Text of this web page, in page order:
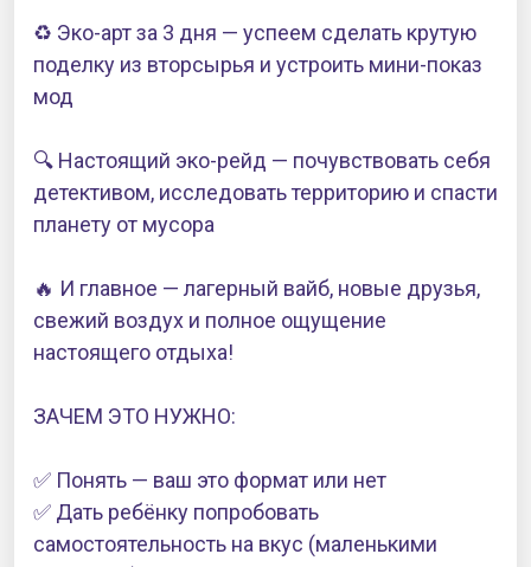
♻️ Эко-арт за 3 дня — успеем сделать крутую
поделку из вторсырья и устроить мини-показ
мод
🔍 Настоящий эко-рейд — почувствовать себя
детективом, исследовать территорию и спасти
планету от мусора
🔥 И главное — лагерный вайб, новые друзья,
свежий воздух и полное ощущение
настоящего отдыха!
ЗАЧЕМ ЭТО НУЖНО:
✅ Понять — ваш это формат или нет
✅ Дать ребёнку попробовать
самостоятельность на вкус (маленькими